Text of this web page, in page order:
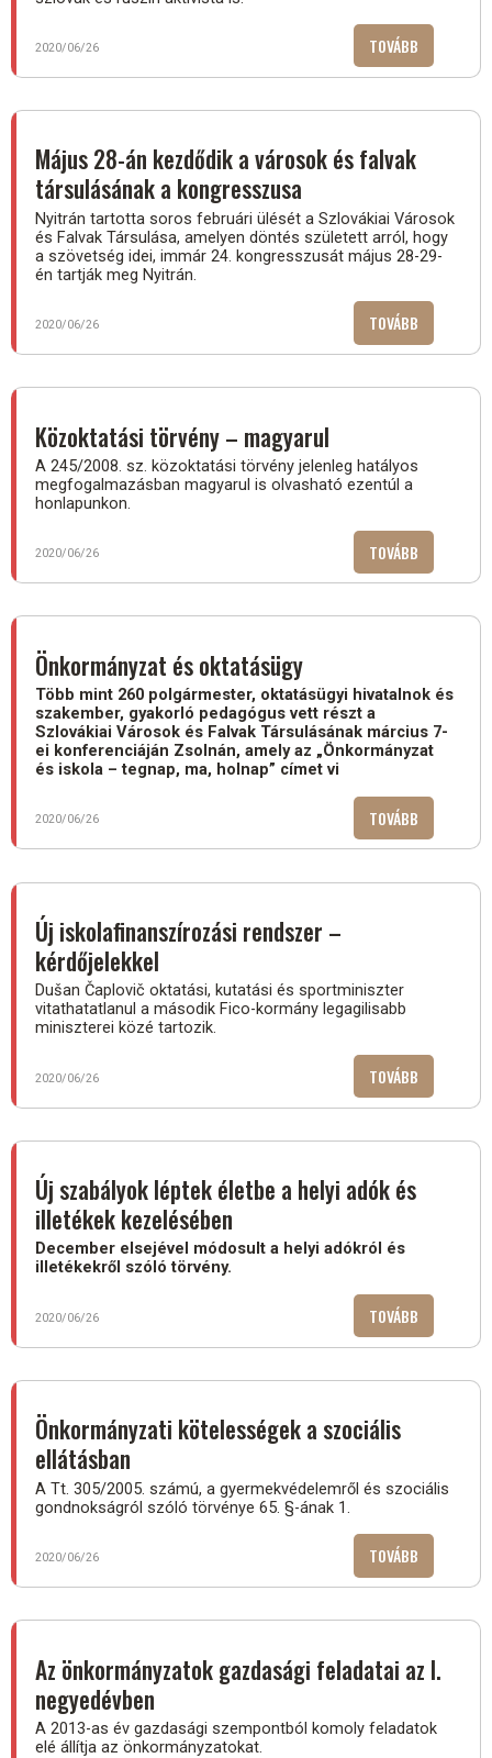
2020/06/26 TOVÁBB
AZ
–
Május 28-án kezdődik a városok és falvak
társulásának a kongresszusa
Nyitrán tartotta soros februári ülését a Szlovákiai Városok
és Falvak Társulása, amelyen döntés született arról, hogy
a szövetség idei, immár 24. kongresszusát május 28-29-
én tartják meg Nyitrán.
2020/06/26 TOVÁBB
28-
KEZDŐDIK
Közoktatási törvény – magyarul
A 245/2008. sz. közoktatási törvény jelenleg hatályos
megfogalmazásban magyarul is olvasható ezentúl a
honlapunkon.
2020/06/26 TOVÁBB
TÖRVÉNY
MAGYARUL
Önkormányzat és oktatásügy
Több mint 260 polgármester, oktatásügyi hivatalnok és
szakember, gyakorló pedagógus vett részt a
Szlovákiai Városok és Falvak Társulásának március 7-
ei konferenciáján Zsolnán, amely az „Önkormányzat
és iskola – tegnap, ma, holnap” címet vi
2020/06/26 TOVÁBB
ÉS
Új iskolafinanszírozási rendszer –
kérdőjelekkel
Dušan Čaplovič oktatási, kutatási és sportminiszter
vitathatatlanul a második Fico-kormány legagilisabb
miniszterei közé tartozik.
2020/06/26 TOVÁBB
–
Új szabályok léptek életbe a helyi adók és
illetékek kezelésében
December elsejével módosult a helyi adókról és
illetékekről szóló törvény.
2020/06/26 TOVÁBB
SZABÁLYOK
ÉLETBE
ÉS
Önkormányzati kötelességek a szociális
ellátásban
A Tt. 305/2005. számú, a gyermekvédelemről és szociális
gondnokságról szóló törvénye 65. §-ának 1.
2020/06/26 TOVÁBB
SZOCIÁLIS
Az önkormányzatok gazdasági feladatai az I.
negyedévben
A 2013-as év gazdasági szempontból komoly feladatok
elé állítja az önkormányzatokat.